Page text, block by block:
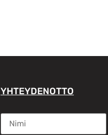
YHTEYDENOTTO